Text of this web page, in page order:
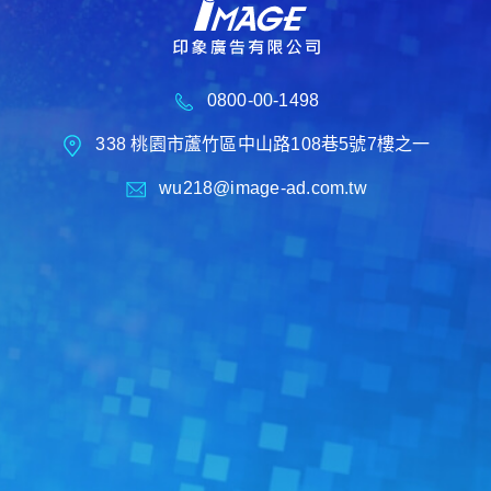
0800-00-1498
338 桃園市蘆竹區中山路108巷5號7樓之一
wu218@image-ad.com.tw